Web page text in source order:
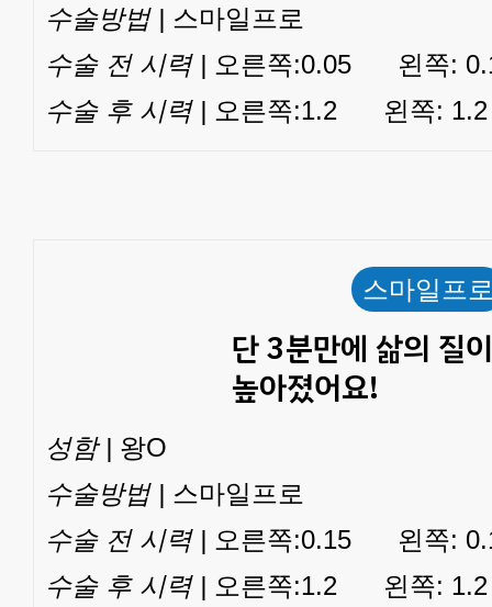
수술방법 | 스마일프로
수술 전 시력 | 오른쪽:0.05 왼쪽:
수술 후 시력 | 오른쪽:1.2 왼쪽: 1.2
스마일프
단 3분만에 삶의 질
높아졌어요!
성함 | 왕O
수술방법 | 스마일프로
수술 전 시력 | 오른쪽:0.15 왼쪽:
수술 후 시력 | 오른쪽:1.2 왼쪽: 1.2